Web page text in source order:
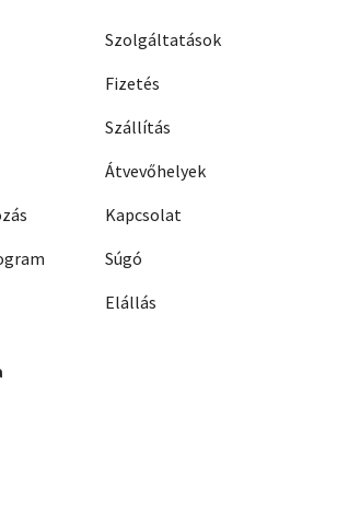
Szolgáltatások
Fizetés
Szállítás
Átvevőhelyek
Kapcsolat
Súgó
Elállás